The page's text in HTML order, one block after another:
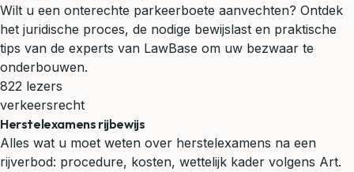
Wilt u een onterechte parkeerboete aanvechten? Ontdek
het juridische proces, de nodige bewijslast en praktische
tips van de experts van LawBase om uw bezwaar te
onderbouwen.
822 lezers
verkeersrecht
Herstelexamens rijbewijs
Alles wat u moet weten over herstelexamens na een
rijverbod: procedure, kosten, wettelijk kader volgens Art.